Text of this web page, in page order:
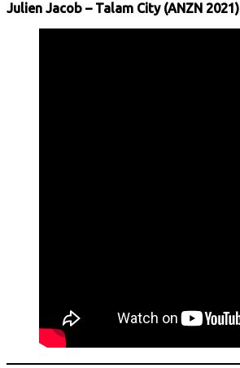
Julien Jacob – Talam City (ANZN 2021)